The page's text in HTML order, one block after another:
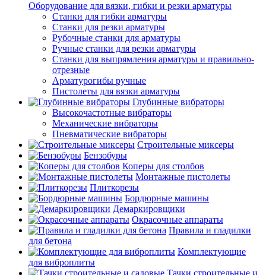
Оборудование для вязки, гибки и резки арматуры
Станки для гибки арматуры
Станки для резки арматуры
Рубочные станки для арматуры
Ручные станки для резки арматуры
Станки для выпрямления арматуры и правильно-
отрезные
Арматурогибы ручные
Пистолеты для вязки арматуры
Глубинные вибраторы
Высокочастотные вибраторы
Механические вибраторы
Пневматические вибраторы
Строительные миксеры
Бензобуры
Коперы для столбов
Монтажные пистолеты
Плиткорезы
Бордюрные машины
Демаркировщики
Окрасочные аппараты
Правила и гладилки
для бетона
Комплектующие
для виброплиты
Тачки строительные и